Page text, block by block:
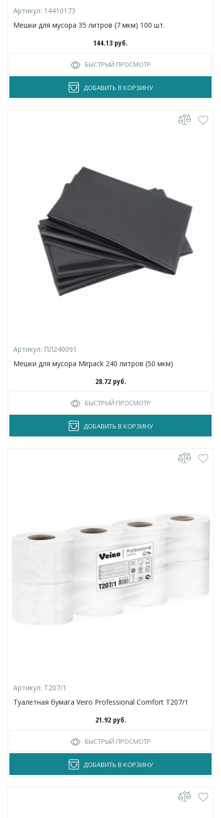
Артикул: 14410173
Мешки для мусора 35 литров (7 мкм) 100 шт.
144.13 руб.
БЫСТРЫЙ ПРОСМОТР
ДОБАВИТЬ В КОРЗИНУ
Артикул: ПЛ240091
Мешки для мусора Mirpack 240 литров (50 мкм)
28.72 руб.
БЫСТРЫЙ ПРОСМОТР
ДОБАВИТЬ В КОРЗИНУ
Артикул: T207/1
Туалетная бумага Veiro Professional Comfort T207/1
21.92 руб.
БЫСТРЫЙ ПРОСМОТР
ДОБАВИТЬ В КОРЗИНУ